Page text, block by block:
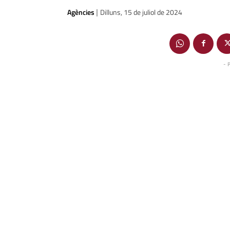
Agències | Dilluns, 15 de juliol de 2024
-